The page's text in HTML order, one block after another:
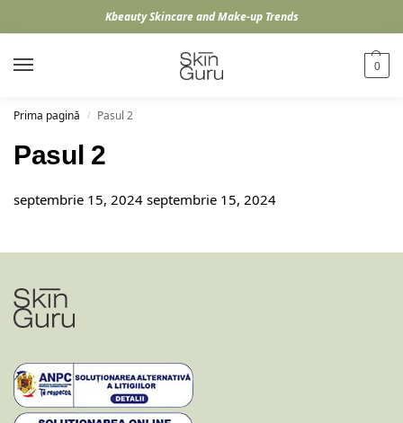
Kbeauty Skincare and Make-up Trends
0
Prima pagină / Pasul 2
Pasul 2
septembrie 15, 2024 septembrie 15, 2024